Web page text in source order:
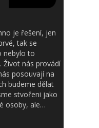
je řešení, jen
tak se
nebylo to
Život nás provádí
posouvají na
budeme dělat
stvořeni jako
osoby, ale…